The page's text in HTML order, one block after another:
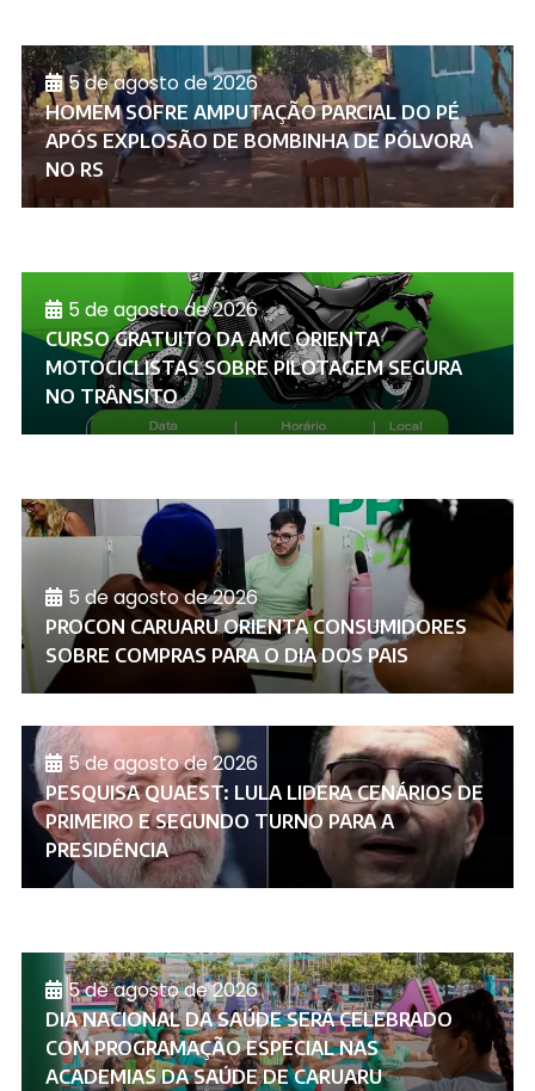
5 de agosto de 2026
HOMEM SOFRE AMPUTAÇÃO PARCIAL DO PÉ
APÓS EXPLOSÃO DE BOMBINHA DE PÓLVORA
NO RS
5 de agosto de 2026
CURSO GRATUITO DA AMC ORIENTA
MOTOCICLISTAS SOBRE PILOTAGEM SEGURA
NO TRÂNSITO
5 de agosto de 2026
PROCON CARUARU ORIENTA CONSUMIDORES
SOBRE COMPRAS PARA O DIA DOS PAIS
5 de agosto de 2026
PESQUISA QUAEST: LULA LIDERA CENÁRIOS DE
PRIMEIRO E SEGUNDO TURNO PARA A
PRESIDÊNCIA
5 de agosto de 2026
DIA NACIONAL DA SAÚDE SERÁ CELEBRADO
COM PROGRAMAÇÃO ESPECIAL NAS
ACADEMIAS DA SAÚDE DE CARUARU